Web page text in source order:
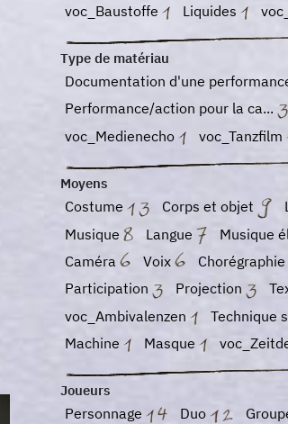
voc_Baustoffe
Liquides
Type de matériau
Documentation d'une
Performance/action pour la ca...
voc_Medienecho
voc_Tanzfilm
Moyens
Costume Corps et objet
Musique
Langue Musique
Caméra
Voix
Participation
Projection
voc_Ambivalenzen
Technique
Machine
Masque
Joueurs
Personnage Duo